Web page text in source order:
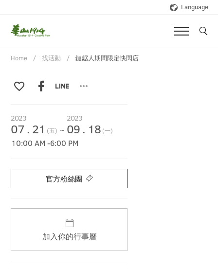
Language
Home 找活動 鏈鋸人期間限定快閃店
2023
07 . 21 (五) ~
2023
09 . 18 (一)
10:00 AM-6:00 PM
加入你的行事曆